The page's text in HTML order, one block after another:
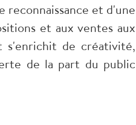
reconnaissance et d'une
et aux ventes aux
s'enrichit de créativité,
de la part du public